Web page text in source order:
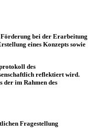
bei der Erarbeitung
eines Konzepts sowie
des
reflektiert wird.
der im Rahmen des
Fragestellung